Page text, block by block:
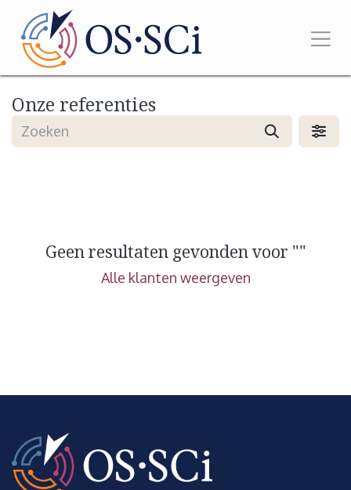
Overslaan naar inhoud
Onze referenties
Geen resultaten gevonden voor ""
Alle klanten weergeven